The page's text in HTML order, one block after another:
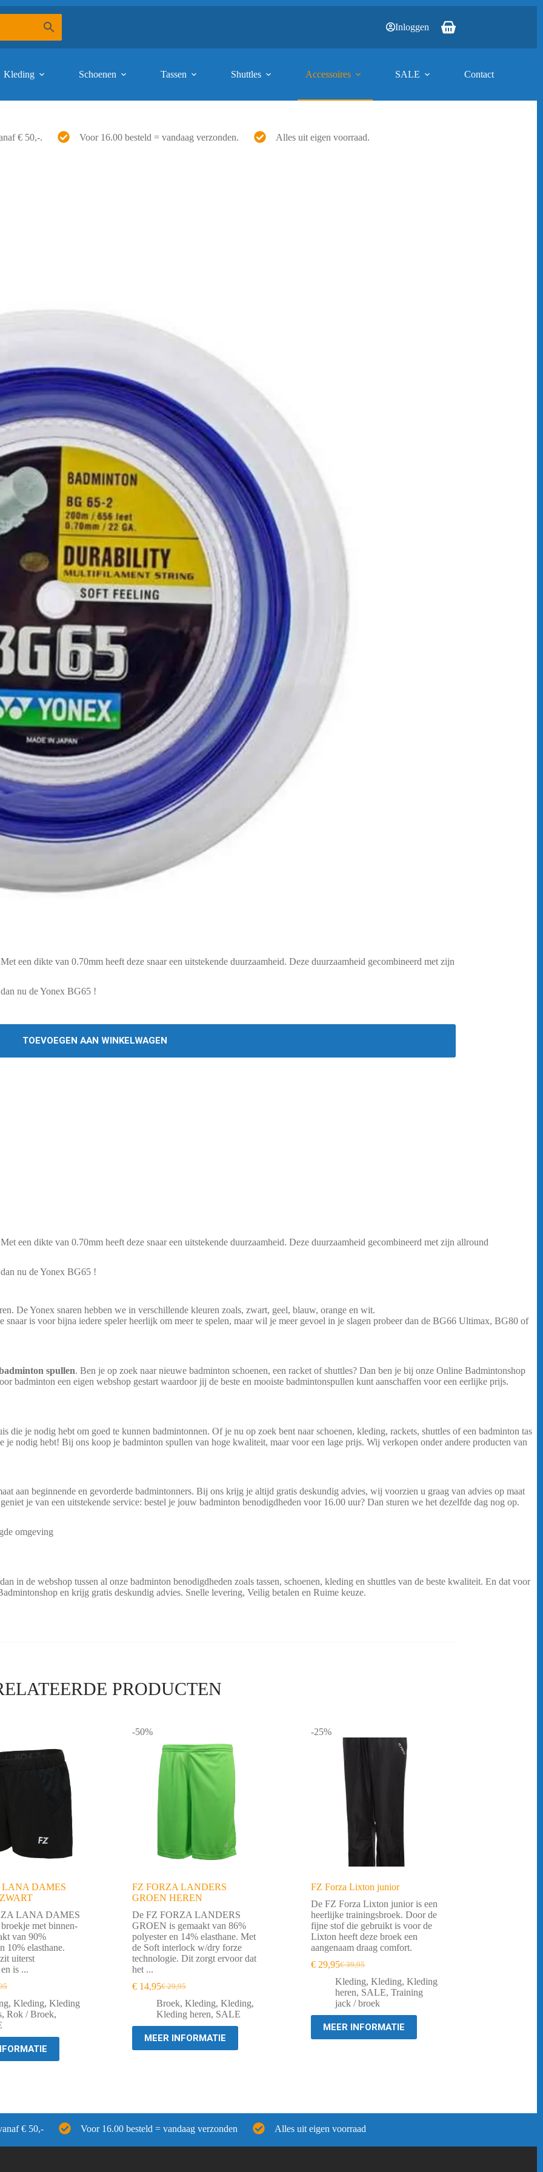
Inloggen Winkelwagen
Kleding Schoenen Tassen Shuttles Accessoires SALE Contact
€ 50,-. Voor 16.00 besteld = vandaag verzonden. Alles uit eigen voorraad.
een dikte van 0.70mm heeft deze snaar een uitstekende duurzaamheid. Deze duurzaamheid gecombineerd met zijn
nu de Yonex BG65 !
TOEVOEGEN AAN WINKELWAGEN
een dikte van 0.70mm heeft deze snaar een uitstekende duurzaamheid. Deze duurzaamheid gecombineerd met zijn allround
nu de Yonex BG65 !
De Yonex snaren hebben we in verschillende kleuren zoals, zwart, geel, blauw, orange en wit.
snaar is voor bijna iedere speler heerlijk om meer te spelen, maar wil je meer gevoel in je slagen probeer dan de BG66 Ultimax, BG80 of
spullen. Ben je op zoek naar nieuwe badminton schoenen, een racket of shuttles? Dan ben je bij onze Online Badmintonshop
badminton een eigen webshop gestart waardoor jij de beste en mooiste badmintonspullen kunt aanschaffen voor een eerlijke prijs.
je nodig hebt om goed te kunnen badmintonnen. Of je nu op zoek bent naar schoenen, kleding, rackets, shuttles of een badminton tas
nodig hebt! Bij ons koop je badminton spullen van hoge kwaliteit, maar voor een lage prijs. Wij verkopen onder andere producten van
aan beginnende en gevorderde badmintonners. Bij ons krijg je altijd gratis deskundig advies, wij voorzien u graag van advies op maat
je van een uitstekende service: bestel je jouw badminton benodigdheden voor 16.00 uur? Dan sturen we het dezelfde dag nog op.
omgeving
in de webshop tussen al onze badminton benodigdheden zoals tassen, schoenen, kleding en shuttles van de beste kwaliteit. En dat voor
en krijg gratis deskundig advies. Snelle levering, Veilig betalen en Ruime keuze.
PRODUCTEN
LANA DAMES
LANA DAMES
met binnen-
van 90%
10% elasthane.
uiterst
is ...
, Kleding, Kleding
, Rok / Broek,
-50%
FZ FORZA LANDERS
GROEN HEREN
De FZ FORZA LANDERS
GROEN is gemaakt van 86%
polyester en 14% elasthane. Met
de Soft interlock w/dry forze
technologie. Dit zorgt ervoor dat
het ...
€29,95
Oorspronkelijke
prijs
was:
€ 29,95.
€14,95Huidige
prijs
is:
€ 14,95.
Broek, Kleding, Kleding,
Kleding heren, SALE
MEER INFORMATIE
-25%
FZ Forza Lixton junior
De FZ Forza Lixton junior is een
heerlijke trainingsbroek. Door de
fijne stof die gebruikt is voor de
Lixton heeft deze broek een
aangenaam draag comfort.
€39,95
Oorspronkelijke
prijs
was:
€ 39,95.
€29,95Huidige
prijs
is:
€ 29,95.
Kleding, Kleding, Kleding
heren, SALE, Training
jack / broek
MEER INFORMATIE
€ 50,- Voor 16.00 besteld = vandaag verzonden Alles uit eigen voorraad